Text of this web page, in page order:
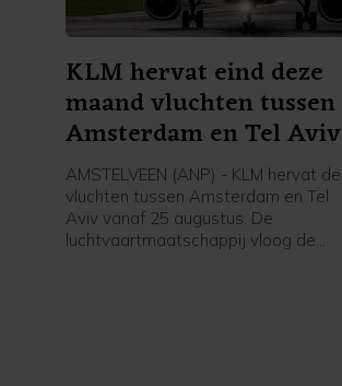
KLM hervat eind deze
maand vluchten tussen
Amsterdam en Tel Aviv
AMSTELVEEN (ANP) - KLM hervat de
vluchten tussen Amsterdam en Tel
Aviv vanaf 25 augustus. De
luchtvaartmaatschappij vloog de